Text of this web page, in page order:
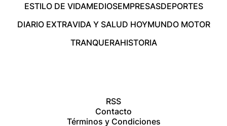
ESTILO DE VIDAMEDIOSEMPRESASDEPORTES
DIARIO EXTRAVIDA Y SALUD HOYMUNDO MOTOR
TRANQUERAHISTORIA
RSS
Contacto
Términos y Condiciones